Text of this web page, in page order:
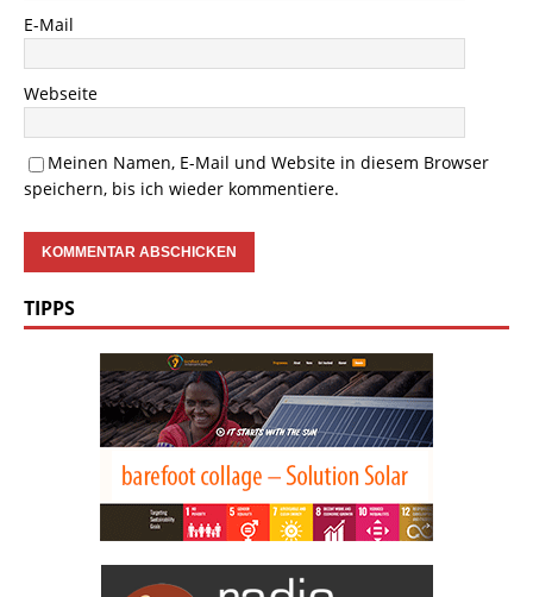
E-Mail
Webseite
Meinen Namen, E-Mail und Website in diesem Browser
speichern, bis ich wieder kommentiere.
TIPPS